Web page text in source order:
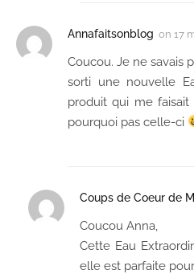
Annafaitsonblog on 17
Coucou. Je ne savais
sorti une nouvelle
produit qui me
pourquoi pas celle-ci
Coups de Coeur de
Coucou Anna,
Cette Eau
elle est parfaite